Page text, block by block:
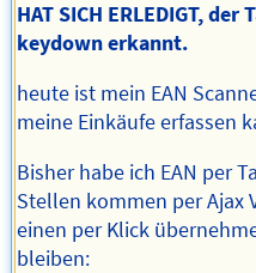
HAT SICH ERLEDIGT,
keydown erkannt.
heute ist mein EAN
meine Einkäufe erfassen
Bisher habe ich EAN per
Stellen kommen per Ajax
einen per Klick
bleiben: